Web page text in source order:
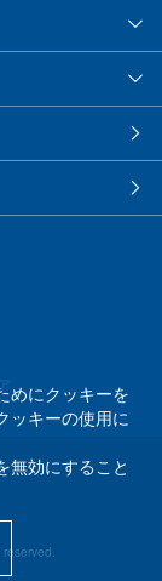
めにクッキーを
ッキーの使用に
無効にすること